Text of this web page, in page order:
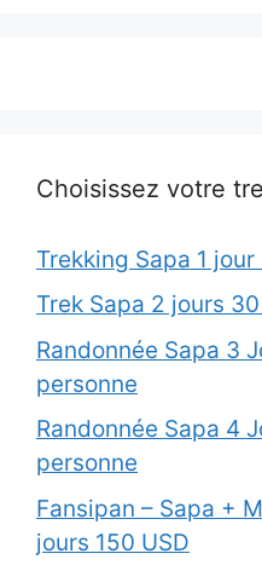
Choisissez votre
Trekking Sapa 1
Trek Sapa 2 jours
Randonnée Sapa 3
personne
Randonnée Sapa 4
personne
Fansipan – Sapa +
jours 150 USD